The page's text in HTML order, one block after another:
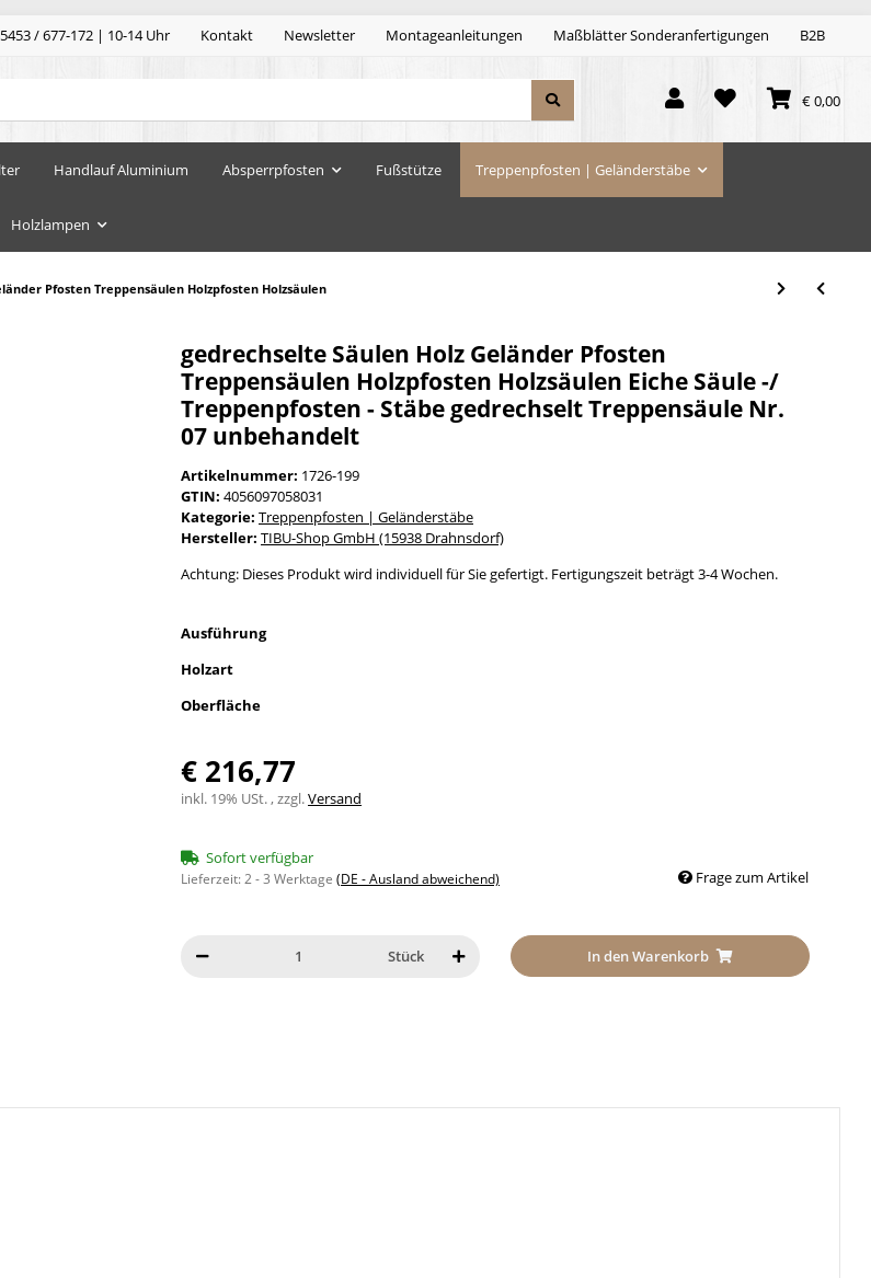
/ 677-172 | 10-14 Uhr Kontakt Newsletter Montageanleitungen Maßblätter Sonderanfertigungen B2B
€ 0,00
Handlauf Aluminium Absperrpfosten Fußstütze Treppenpfosten | Geländerstäbe
Holzlampen
Pfosten Treppensäulen Holzpfosten Holzsäulen
gedrechselte Säulen Holz Geländer Pfosten
Treppensäulen Holzpfosten Holzsäulen Eiche Säule -/
Treppenpfosten - Stäbe gedrechselt Treppensäule Nr.
07 unbehandelt
Artikelnummer: 1726-199
GTIN: 4056097058031
Kategorie: Treppenpfosten | Geländerstäbe
Hersteller: TIBU-Shop GmbH (15938 Drahnsdorf)
Achtung: Dieses Produkt wird individuell für Sie gefertigt. Fertigungszeit beträgt 3-4 Wochen.
Ausführung
Holzart
Oberfläche
€ 216,77
inkl. 19% USt. , zzgl.Versand
Sofort verfügbar
Lieferzeit:2 - 3 Werktage (DE - Ausland abweichend) Frage zum Artikel
Stück In den Warenkorb